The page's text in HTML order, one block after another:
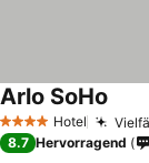
4 Sterne Hotel
Arlo SoHo
8.7 Hervorragend